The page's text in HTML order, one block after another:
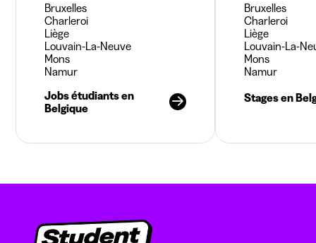
Bruxelles
Charleroi
Liège
Louvain-La-Neuve
Mons
Namur
Jobs étudiants en
Belgique
Bruxelles
Charleroi
Liège
Louvain-La-
Mons
Namur
Stages en